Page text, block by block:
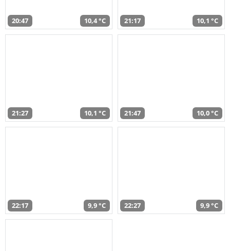
20:47 10,4 °C 21:17 10,1 °C
21:27 10,1 °C 21:47 10,0 °C
22:17 9,9 °C 22:27 9,9 °C